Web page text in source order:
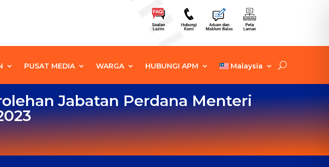
PUSAT MEDIA WARGA HUBUNGI APM Malaysia
Jabatan Perdana Menteri